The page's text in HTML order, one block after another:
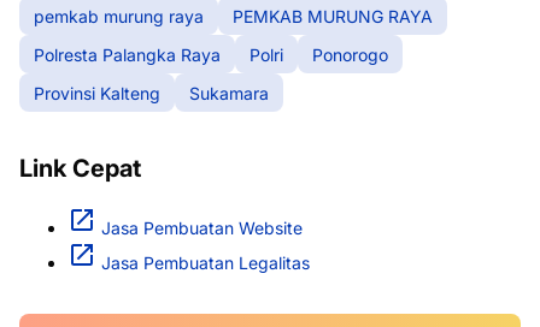
pemkab murung raya
PEMKAB MURUNG RAYA
Polresta Palangka Raya
Polri
Ponorogo
Provinsi Kalteng
Sukamara
Link Cepat
Jasa Pembuatan Website
Jasa Pembuatan Legalitas